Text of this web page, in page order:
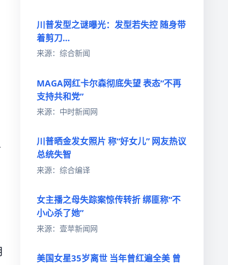
川普发型之谜曝光：发型若失控 随身带
着剪刀…
来源：综合新闻
MAGA网红卡尔森彻底失望 表态“不再
支持共和党”
来源：中时新闻网
川普晒金发女照片 称“好女儿” 网友热议
总统失智
来源：综合编译
女主播之母失踪案惊传转折 绑匪称“不
小心杀了她”
来源：壹苹新闻网
美国女星35岁离世 当年曾红遍全美 曾